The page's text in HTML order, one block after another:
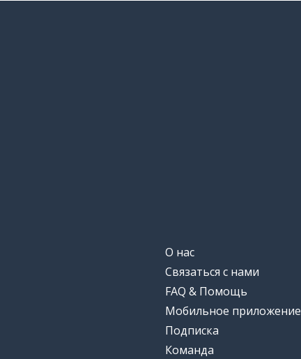
О нас
Связаться с нами
FAQ & Помощь
Мобильное приложение
Подписка
Команда